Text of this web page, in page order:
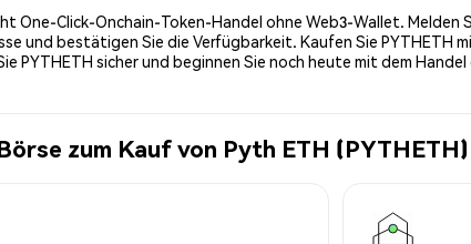
One-Click-Onchain-Token-Handel ohne Web3-Wallet. Melden
und bestätigen Sie die Verfügbarkeit. Kaufen Sie PYTHETH
PYTHETH sicher und beginnen Sie noch heute mit dem
zum Kauf von Pyth ETH (PYTHETH)